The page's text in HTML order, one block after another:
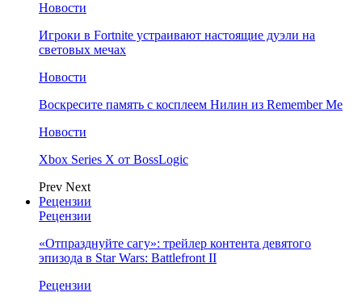
Новости
Игроки в Fortnite устраивают настоящие дуэли на
световых мечах
Новости
Воскресите память с косплеем Нилин из Remember Me
Новости
Xbox Series X от BossLogic
Prev Next
Рецензии
Рецензии
«Отпразднуйте сагу»: трейлер контента девятого
эпизода в Star Wars: Battlefront II
Рецензии